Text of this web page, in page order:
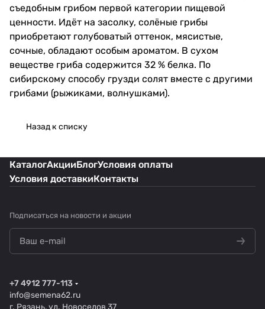
съедобным грибом первой категории пищевой
ценности. Идёт на засолку, солёные грибы
приобретают голубоватый оттенок, мясистые,
сочные, обладают особым ароматом. В сухом
веществе гриба содержится 32 % белка. По
сибирскому способу грузди солят вместе с другими
грибами (рыжиками, волнушками).
Назад к списку
КаталогАкцииБлогУсловия оплаты
Условия доставкиКонтакты
Подписаться на новости и акции
+7 4912 777-113
info@semena62.ru
г. Рязань, ул. Новоселов 37